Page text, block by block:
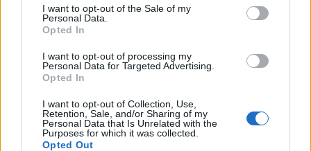
I want to opt-out of the Sale of my
Personal Data.
Opted In
I want to opt-out of processing my
Personal Data for Targeted Advertising.
Opted In
I want to opt-out of Collection, Use,
Retention, Sale, and/or Sharing of my
Personal Data that Is Unrelated with the
Purposes for which it was collected.
Opted Out